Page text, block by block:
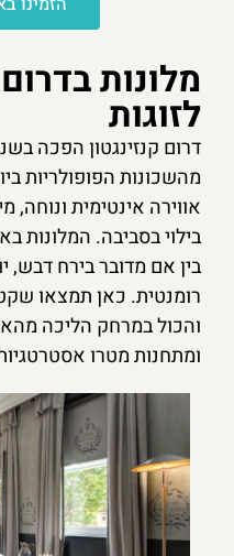
מלונות
לזוגות
דרום קנזינגטון הפכה
מהשכונות הפופולריות
אווירה אינטימית ונוחה,
בילוי בסביבה. המלונות
בין אם מדובר בירח דבש,
רומנטית. כאן תמצאו
והכול במרחק הליכה
ומתחנות מטרו